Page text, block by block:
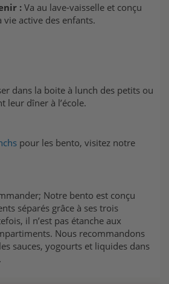
: Va au lave-vaisselle et conçu
active des enfants.
dans la boite à lunch des petits ou
leur dîner à l’école.
pour les bento, visitez notre
Notre bento est conçu
séparés grâce à ses trois
il n’est pas étanche aux
Nous recommandons
sauces, yogourts et liquides dans